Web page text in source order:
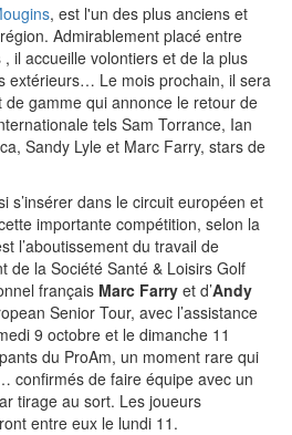
, est l'un des plus anciens et
Admirablement placé entre
il accueille volontiers et de la plus
extérieurs… Le mois prochain, il sera
de gamme qui annonce le retour de
tels Sam Torrance, Ian
Sandy Lyle et Marc Farry, stars de
s’insérer dans le circuit européen et
importante compétition, selon la
l’aboutissement du travail de
de la Société Santé & Loisirs Golf
français Marc Farry et d’Andy
Senior Tour, avec l’assistance
9 octobre et le dimanche 11
du ProAm, un moment rare qui
confirmés de faire équipe avec un
tirage au sort. Les joueurs
entre eux le lundi 11.